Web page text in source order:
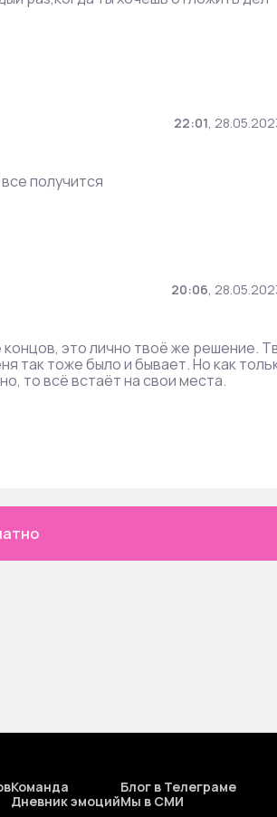
22:01,
получится
20:06,
это лично твоё же решение.
так тоже было и бывает. Но как
то всё встаёт на свои места.
Команда
Дневник эмоций
Блог в Телеграме
Мы в СМИ